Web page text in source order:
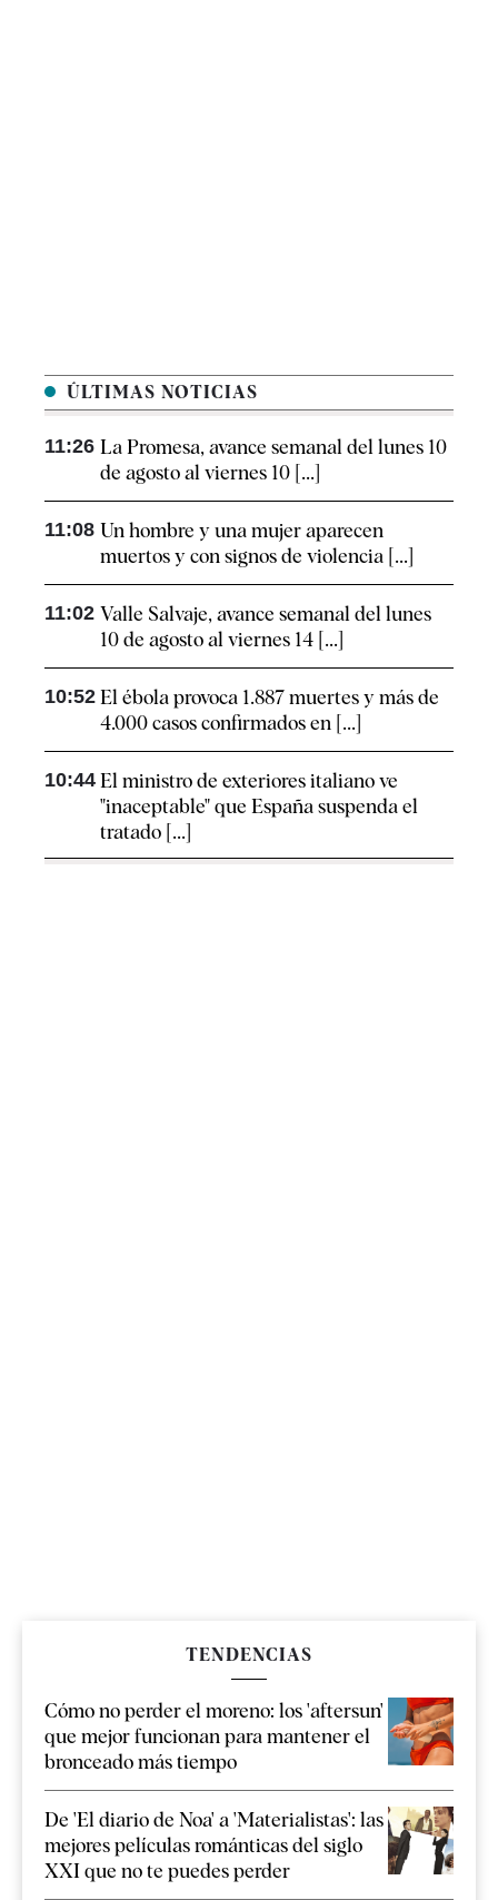
ÚLTIMAS NOTICIAS
11:26 La Promesa, avance semanal del lunes 10
de agosto al viernes 10 [...]
11:08 Un hombre y una mujer aparecen
muertos y con signos de violencia [...]
11:02 Valle Salvaje, avance semanal del lunes
10 de agosto al viernes 14 [...]
10:52 El ébola provoca 1.887 muertes y más de
4.000 casos confirmados en [...]
10:44 El ministro de exteriores italiano ve
"inaceptable" que España suspenda el
tratado [...]
TENDENCIAS
Cómo no perder el moreno: los 'aftersun'
que mejor funcionan para mantener el
bronceado más tiempo
De 'El diario de Noa' a 'Materialistas': las
mejores películas románticas del siglo
XXI que no te puedes perder